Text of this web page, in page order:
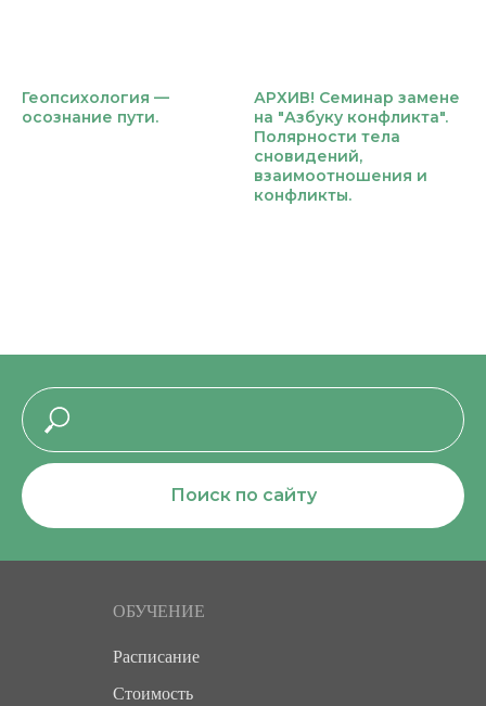
Геопсихология —
осознание пути.
АРХИВ! Семинар замене
на "Азбуку конфликта".
Полярности тела
сновидений,
взаимоотношения и
конфликты.
Поиск по сайту
ОБУЧЕНИЕ
Расписание
Стоимость